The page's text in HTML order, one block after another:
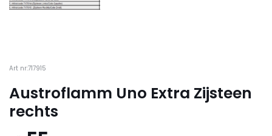
Art nr:717915
Austroflamm Uno Extra Zijsteen
rechts